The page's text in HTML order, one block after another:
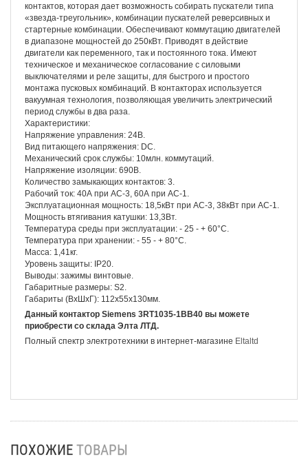
контактов, которая дает возможность собирать пускатели типа
«звезда-треугольник», комбинации пускателей реверсивных и
стартерные комбинации. Обеспечивают коммутацию двигателей
в диапазоне мощностей до 250кВт. Приводят в действие
двигатели как переменного, так и постоянного тока. Имеют
техническое и механическое согласование с силовыми
выключателями и реле защиты, для быстрого и простого
монтажа пусковых комбинаций. В контакторах используется
вакуумная технология, позволяющая увеличить электрический
период службы в два раза.
Характеристики:
Напряжение управления: 24В.
Вид питающего напряжения: DС.
Механический срок службы: 10млн. коммутаций.
Напряжение изоляции: 690В.
Количество замыкающих контактов: 3.
Рабочий ток: 40А при АС-3, 60А при АС-1.
Эксплуатационная мощность: 18,5кВт при АС-3, 38кВт при АС-1.
Мощность втягивания катушки: 13,3Вт.
Температура среды при эксплуатации: - 25 - + 60°С.
Температура при хранении: - 55 - + 80°С.
Масса: 1,41кг.
Уровень защиты: IP20.
Выводы: зажимы винтовые.
Габаритные размеры: S2.
Габариты (ВхШхГ): 112х55х130мм.
Данный контактор Siemens 3RT1035-1BB40 вы можете
приобрести со склада Элта ЛТД.
Полный спектр электротехники в интернет-магазине Eltaltd
ПОХОЖИЕ ТОВАРЫ